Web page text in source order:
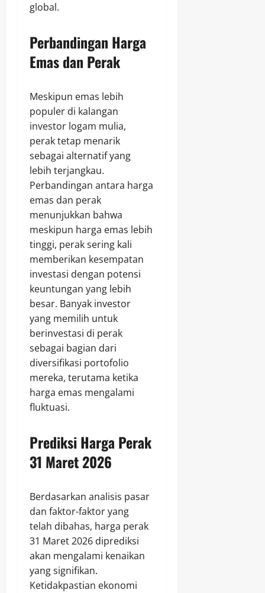
global.
Perbandingan Harga
Emas dan Perak
Meskipun emas lebih
populer di kalangan
investor logam mulia,
perak tetap menarik
sebagai alternatif yang
lebih terjangkau.
Perbandingan antara harga
emas dan perak
menunjukkan bahwa
meskipun harga emas lebih
tinggi, perak sering kali
memberikan kesempatan
investasi dengan potensi
keuntungan yang lebih
besar. Banyak investor
yang memilih untuk
berinvestasi di perak
sebagai bagian dari
diversifikasi portofolio
mereka, terutama ketika
harga emas mengalami
fluktuasi.
Prediksi Harga Perak
31 Maret 2026
Berdasarkan analisis pasar
dan faktor-faktor yang
telah dibahas, harga perak
31 Maret 2026 diprediksi
akan mengalami kenaikan
yang signifikan.
Ketidakpastian ekonomi